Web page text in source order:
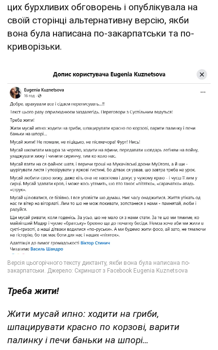
цих бурхливих обговорень і опублікувала на
своїй сторінці альтернативну версію, якби
вона була написана по-закарпатськи та по-
криворізьки.
Треба жити!
Жити мусай ипно: ходити на гриби,
шпацирувати красно по корзові, варити
палинку і печи баньки на шпорі…